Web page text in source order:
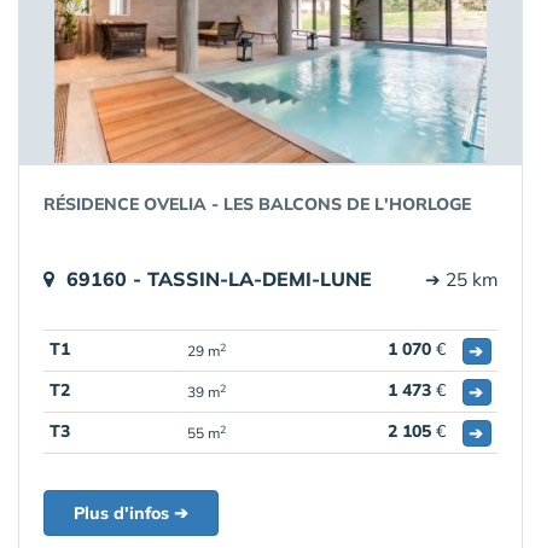
RÉSIDENCE OVELIA - LES BALCONS DE L'HORLOGE
69160 - TASSIN-LA-DEMI-LUNE ➔ 25 km
T1 29 m2 1 070 €
➔
T2
39 m2 1 473 €
➔
T3
55 m2 2 105 € ➔
Plus d'infos ➔